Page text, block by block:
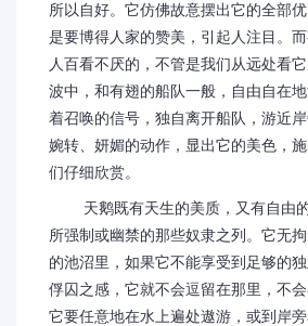
所以自好。它仿佛故意摆出它的全部
是要博得人家的赞美，引起人注目。
人百看不厌的，不管是我们从远处看
波中，和有翅的船队一般，自由自在
着召唤的信号，独自离开船队，游近岸
婉转、妍媚的动作，显出它的美色，
们仔细欣赏。
天鹅既有天生的美质，又有自由的
所强制或幽禁的那些奴隶之列。它无
的池沼里，如果它不能享受到足够的
俘囚之感，它就不会逗留在那里，不会
它要任意地在水上遍处遨游，或到岸